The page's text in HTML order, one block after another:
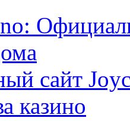
сайт
казино